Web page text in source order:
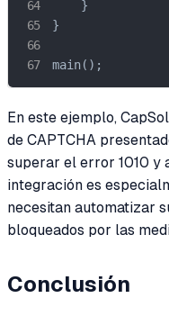
    }
}
main();
En este ejemplo,
de CAPTCHA
superar el error 1010 y
integración es
necesitan automatizar
bloqueados por las
Conclusión